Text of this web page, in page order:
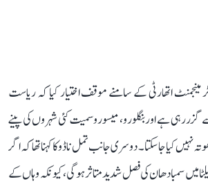
مینجمنٹ اتھارٹی کے سامنے موقف اختیار کیا کہ ریاست
رہی ہے اور بنگلورو، میسورو سمیت کئی شہروں کی پینے
نہیں کیا جا سکتا۔ دوسری جانب تمل ناڈو کا کہنا تھا کہ اگر
میں سمبا دھان کی فصل شدید متاثر ہوگی، کیونکہ وہاں کے